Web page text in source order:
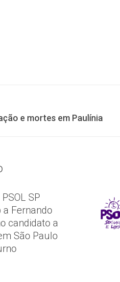
e mortes em Paulínia
SP
Fernando
candidato a
São Paulo